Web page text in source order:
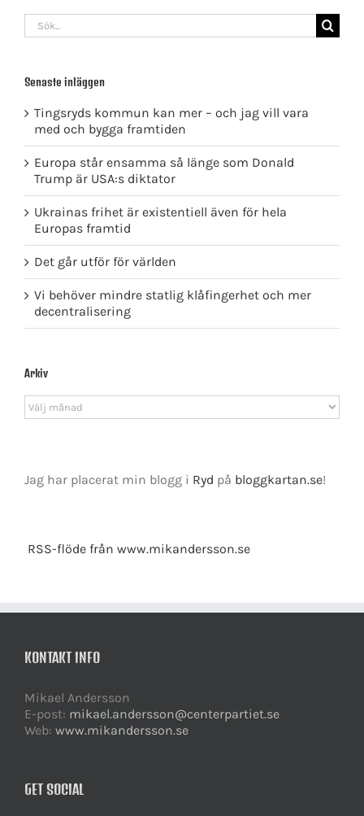
Sök
efter:
Senaste inläggen
Tingsryds kommun kan mer – och jag vill vara
med och bygga framtiden
Europa står ensamma så länge som Donald
Trump är USA:s diktator
Ukrainas frihet är existentiell även för hela
Europas framtid
Det går utför för världen
Vi behöver mindre statlig klåfingerhet och mer
decentralisering
Arkiv
Arkiv
Jag har placerat min blogg i Ryd på bloggkartan.se!
RSS-flöde från www.mikandersson.se
KONTAKT INFO
Mikael Andersson
E-post: mikael.andersson@centerpartiet.se
Web: www.mikandersson.se
GET SOCIAL